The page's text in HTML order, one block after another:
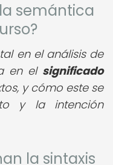
semántica
en el análisis de
en el significado
y cómo este se
y la intención
la sintaxis